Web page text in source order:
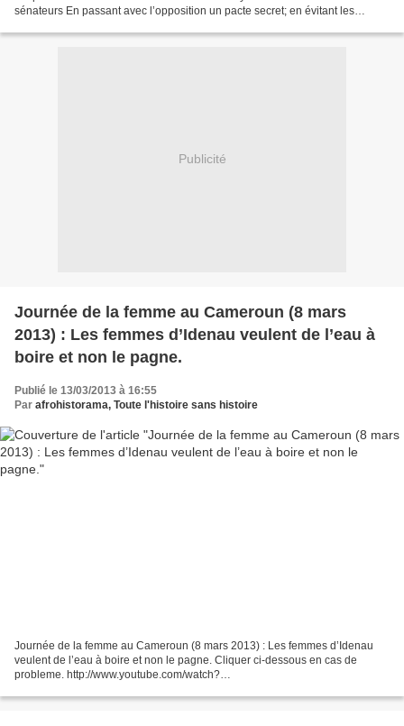
sénateurs En passant avec l’opposition un pacte secret; en évitant les
Publicité
Journée de la femme au Cameroun (8 mars
2013) : Les femmes d’Idenau veulent de l’eau à
boire et non le pagne.
Publié le 13/03/2013 à 16:55
Par afrohistorama, Toute l'histoire sans histoire
Journée de la femme au Cameroun (8 mars 2013) : Les femmes d’Idenau
veulent de l’eau à boire et non le pagne. Cliquer ci-dessous en cas de
probleme. http://www.youtube.com/watch?